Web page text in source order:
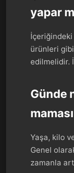
yapar
İçeriğindeki
ürünleri
edilmelidir.
Günde
Yaşa, kilo
Genel
zamanla